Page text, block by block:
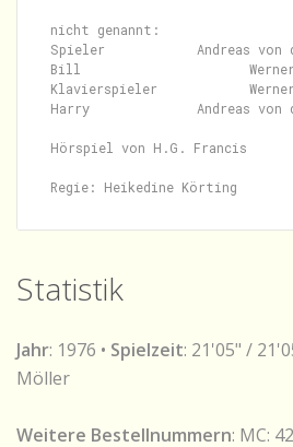
nicht genannt:
Spieler            Andreas von
Bill                      Werner
Klavierspieler            Werner
Harry              Andreas von
Hörspiel von H.G. Francis
Statistik
Jahr: 1976 • Spielzeit: 21'05" /
Möller
Weitere Bestellnummern: MC: